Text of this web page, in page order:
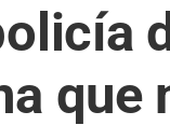
que